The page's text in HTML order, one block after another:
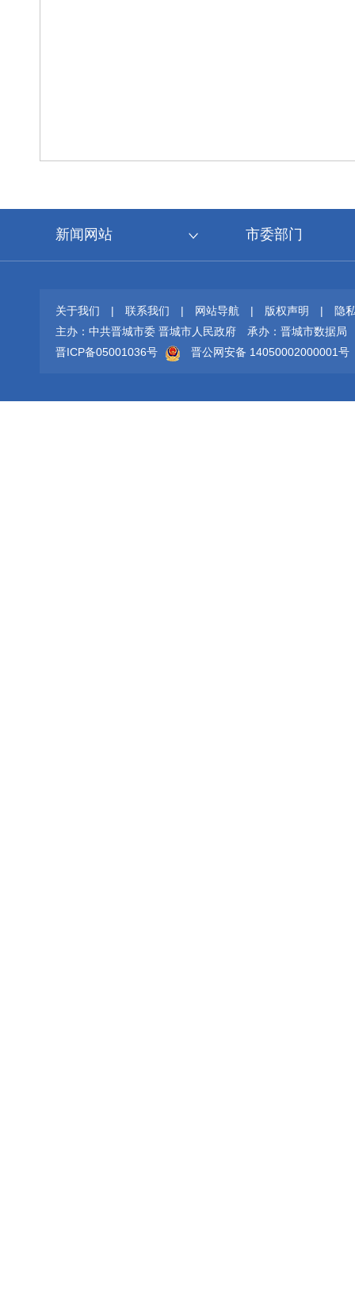
新闻网站 市委部门
关于我们 | 联系我们 | 网站导航 | 版权声明 |
隐
主办：中共晋城市委 晋城市人民政府
承办：晋城市数据局
晋ICP备05001036号
晋公网安备 14050002000001号